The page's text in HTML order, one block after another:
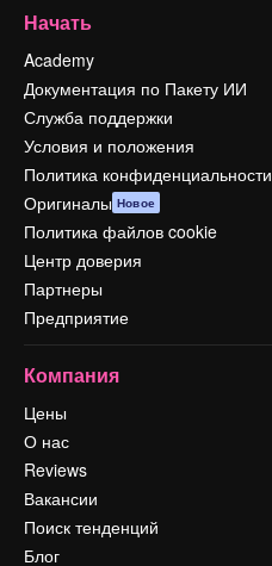
Начать
Academy
Документация по Пакету ИИ
Служба поддержки
Условия и положения
Политика конфиденциальности
Оригиналы Новое
Политика файлов cookie
Центр доверия
Партнеры
Предприятие
Компания
Цены
О нас
Reviews
Вакансии
Поиск тенденций
Блог